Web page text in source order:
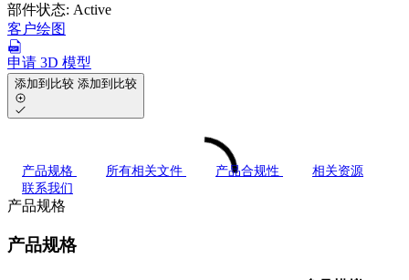
部件状态: Active
客户绘图
申请 3D 模型
添加到比较 添加到比较
产品规格 所有相关文件 产品合规性
相关资源
联系我们
产品规格
产品规格